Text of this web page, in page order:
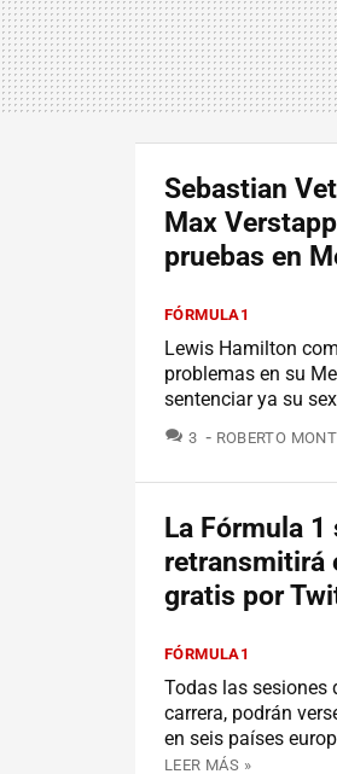
Sebastian
Max
pruebas en
FÓRMULA1
Lewis Hamilton
problemas en su
sentenciar ya su
3 COMENTARIOS
ROBERTO
La Fórmula 1
retransmitirá
gratis por
FÓRMULA1
Todas las sesiones
carrera, podrán
en seis países
LEER MÁS »